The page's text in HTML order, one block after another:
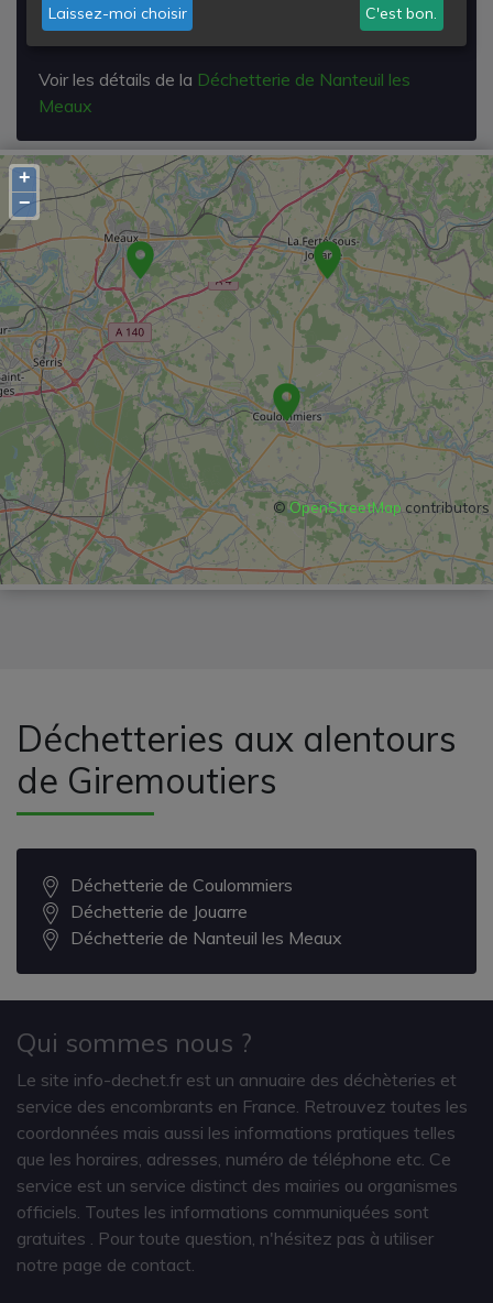
77100
Nanteuil-lès-Meaux
Voir les détails de la Déchetterie de Nanteuil les
Meaux
+
−
©OpenStreetMap contributors
Déchetteries aux alentours
de Giremoutiers
Déchetterie de Coulommiers
Déchetterie de Jouarre
Déchetterie de Nanteuil les Meaux
Qui sommes nous ?
Le site info-dechet.fr est un annuaire des déchèteries et
service des encombrants en France. Retrouvez toutes les
coordonnées mais aussi les informations pratiques telles
que les horaires, adresses, numéro de téléphone etc. Ce
service est un service distinct des mairies ou organismes
officiels. Toutes les informations communiquées sont
gratuites
. Pour toute question, n'hésitez pas à utiliser
notre page de contact.
Laissez-moi choisir C'est bon.